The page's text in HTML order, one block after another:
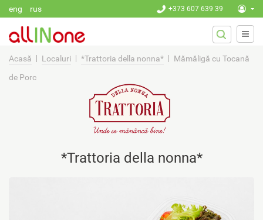
eng rus +373 607 639 39
DE
Căutare
Acasă Localuri *Trattoria della nonna*
Mămăligă cu Tocană
de Porc
*Trattoria della nonna*